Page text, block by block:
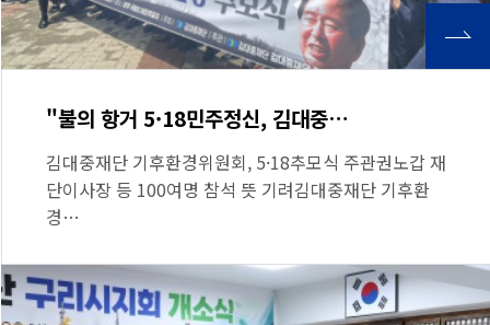
"불의 항거 5·18민주정신, 김대중…
김대중재단 기후환경위원회, 5·18추모식 주관권노갑 재
단이사장 등 100여명 참석 뜻 기려김대중재단 기후환
경…